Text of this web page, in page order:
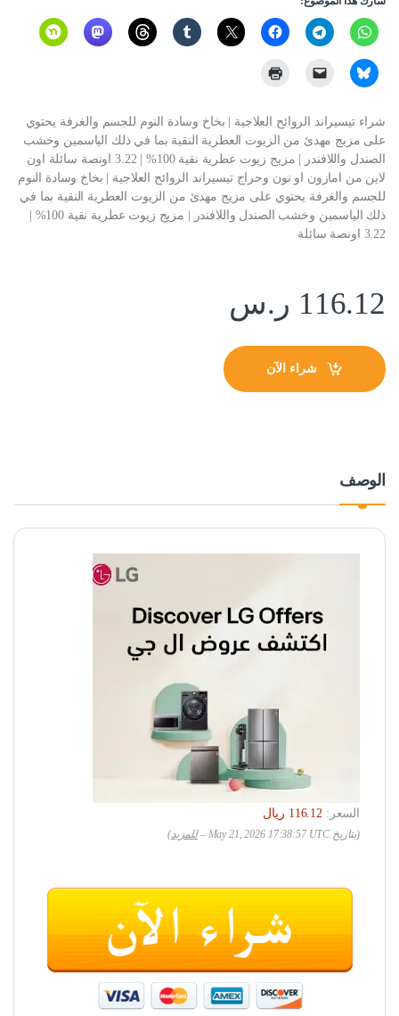
شراء تيسيراند الروائح العلاجية | بخاخ وسادة النوم للجسم والغرفة يحتوي
على مزيج مهدئ من الزيوت العطرية النقية بما في ذلك الياسمين وخشب
الصندل واللافندر | مزيج زيوت عطرية نقية 100% | 3.22 اونصة سائلة اون
لاين من امازون او نون وحراج تيسيراند الروائح العلاجية | بخاخ وسادة النوم
للجسم والغرفة يحتوي على مزيج مهدئ من الزيوت العطرية النقية بما في
ذلك الياسمين وخشب الصندل واللافندر | مزيج زيوت عطرية نقية 100% |
3.22 اونصة سائلة
116.12 ر.س
شراء الآن
الوصف
السعر:
(بتاريخ May 21, 2026 17:38:57 UTC – للمزيد)